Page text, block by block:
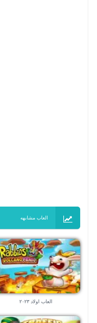
العاب مشابهه
العاب اولاد ٢٠٢٣